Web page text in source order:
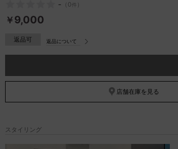
- （ 0件 ）
￥9,000
返品可 返品について
店舗在庫を見る
スタイリング